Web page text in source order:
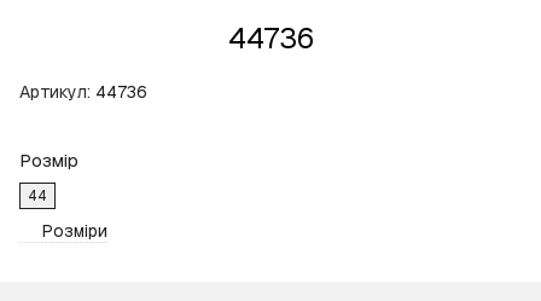
44736
Артикул: 44736
Розмір
44
Розміри